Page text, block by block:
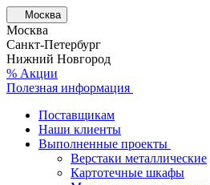
Москва
Москва
Санкт-Петербург
Нижний Новгород
% Акции
Полезная информация
Поставщикам
Наши клиенты
Выполненные проекты
Верстаки металлические
Картотечные шкафы